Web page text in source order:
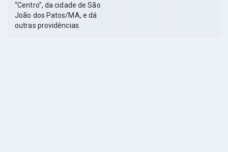
“Centro”, da cidade de São
João dos Patos/MA, e dá
outras providências.